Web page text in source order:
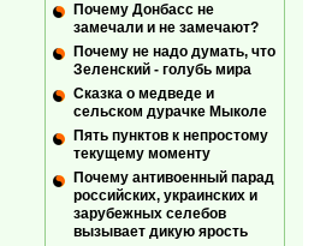
Почему Донбасс не
замечали и не замечают?
Почему не надо думать, что
Зеленский - голубь мира
Сказка о медведе и
сельском дурачке Мыколе
Пять пунктов к непростому
текущему моменту
Почему антивоенный парад
российских, украинских и
зарубежных селебов
вызывает дикую ярость